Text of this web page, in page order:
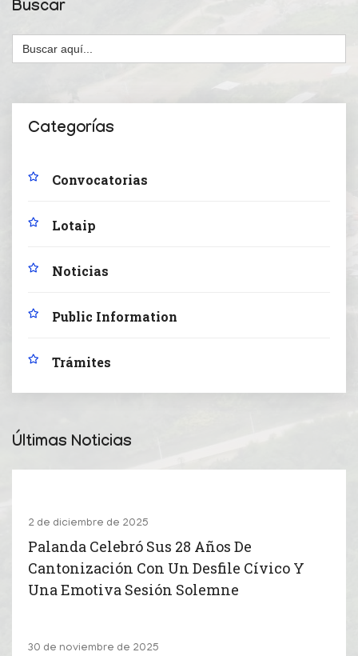
Buscar
Buscar:
Categorías
Convocatorias
Lotaip
Noticias
Public Information
Trámites
Últimas Noticias
2 de diciembre de 2025
Palanda Celebró Sus 28 Años De
Cantonización Con Un Desfile Cívico Y
Una Emotiva Sesión Solemne
30 de noviembre de 2025